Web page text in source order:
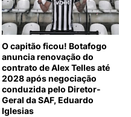
O capitão ficou! Botafogo
anuncia renovação do
contrato de Alex Telles até
2028 após negociação
conduzida pelo Diretor-
Geral da SAF, Eduardo
Iglesias